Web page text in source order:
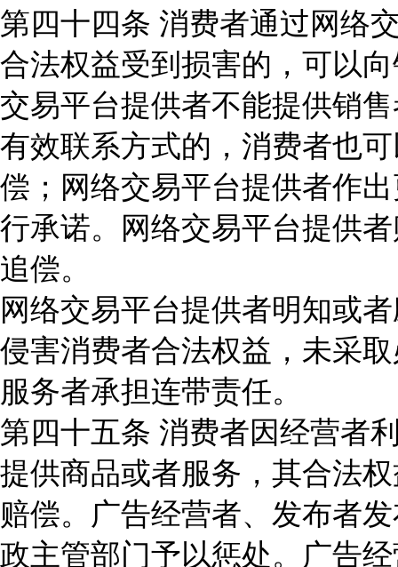
第四十四条 消费者通过网络
合法权益受到损害的，可以
交易平台提供者不能提供销
有效联系方式的，消费者也
偿；网络交易平台提供者作
行承诺。网络交易平台提供
追偿。
网络交易平台提供者明知或
侵害消费者合法权益，未采
服务者承担连带责任。
第四十五条 消费者因经营者
提供商品或者服务，其合法
赔偿。广告经营者、发布者
政主管部门予以惩处。广告